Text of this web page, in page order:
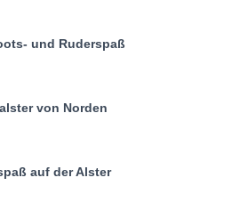
und Ruderspaß
von Norden
auf der Alster